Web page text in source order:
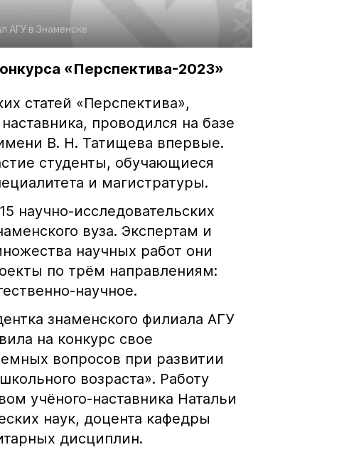
АГУ в Знаменске
«Перспектива-2023»
статей «Перспектива»,
проводился на базе
В. Н. Татищева впервые.
студенты, обучающиеся
и магистратуры.
научно-исследовательских
вуза. Экспертам и
научных работ они
по трём направлениям:
научное.
знаменского филиала АГУ
на конкурс свое
вопросов при развитии
возраста». Работу
учёного-наставника Натальи
наук, доцента кафедры
дисциплин.